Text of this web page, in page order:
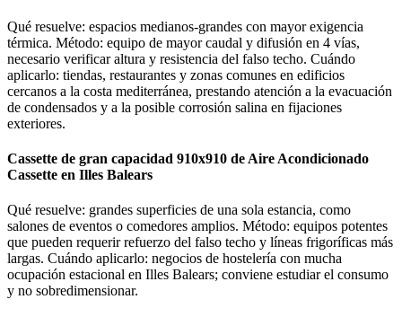
Qué resuelve: espacios medianos-grandes con mayor exigencia
térmica. Método: equipo de mayor caudal y difusión en 4 vías,
necesario verificar altura y resistencia del falso techo. Cuándo
aplicarlo: tiendas, restaurantes y zonas comunes en edificios
cercanos a la costa mediterránea, prestando atención a la evacuación
de condensados y a la posible corrosión salina en fijaciones
exteriores.
Cassette de gran capacidad 910x910 de Aire Acondicionado
Cassette en Illes Balears
Qué resuelve: grandes superficies de una sola estancia, como
salones de eventos o comedores amplios. Método: equipos potentes
que pueden requerir refuerzo del falso techo y líneas frigoríficas más
largas. Cuándo aplicarlo: negocios de hostelería con mucha
ocupación estacional en Illes Balears; conviene estudiar el consumo
y no sobredimensionar.